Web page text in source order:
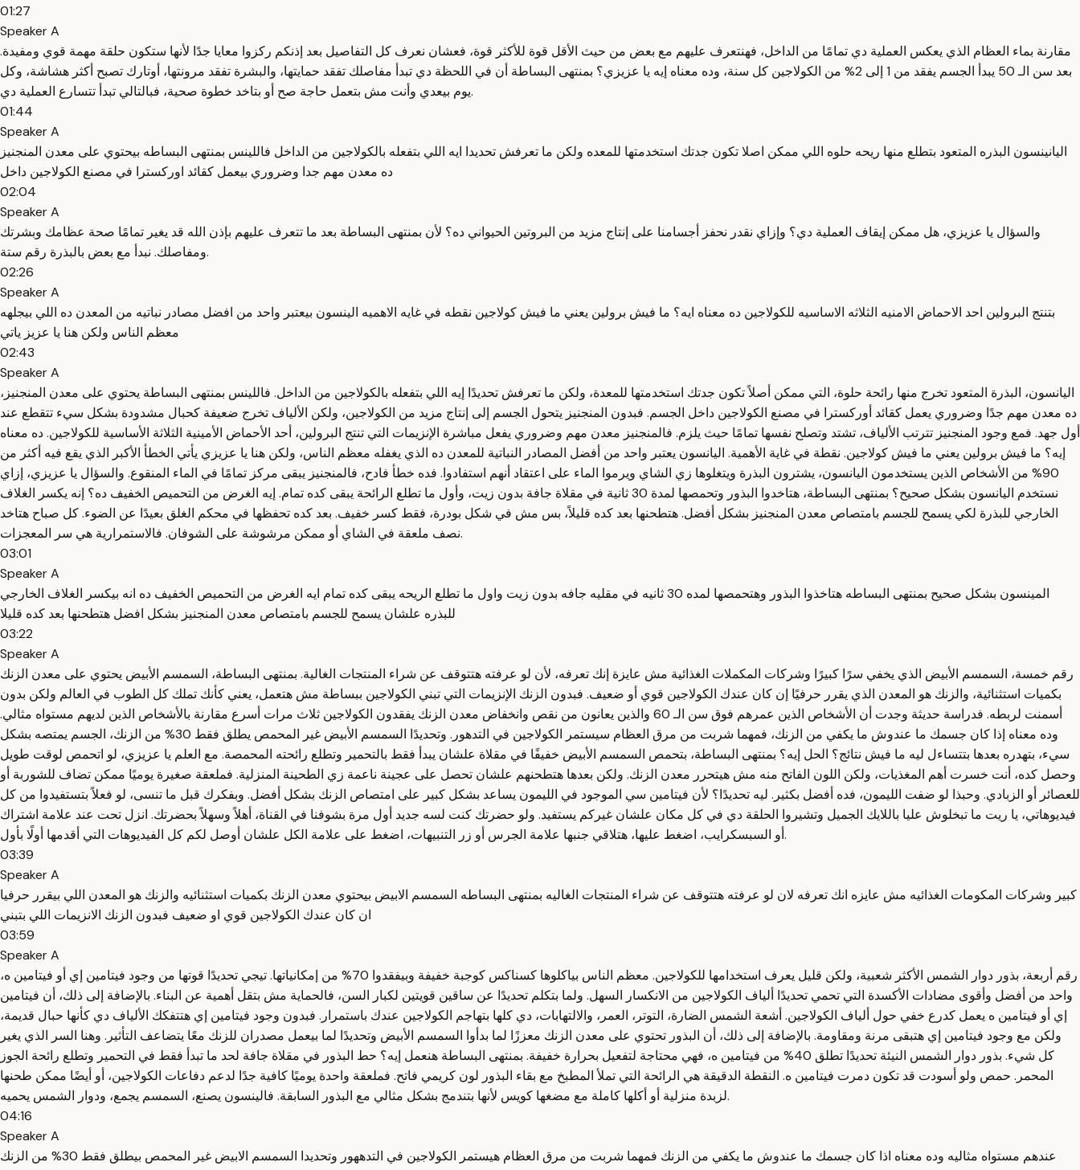
01:27
Speaker A
مقارنة بماء العظام الذي يعكس العملية دي تمامًا من الداخل، فهنتعرف عليهم مع بعض من حيث الأقل قوة للأكثر قوة، فعشان نعرف كل التفاصيل بعد إذنكم ركزوا معايا جدًا لأنها ستكون حلقة مهمة قوي ومفيدة.
بعد سن الـ 50 يبدأ الجسم يفقد من 1 إلى 2% من الكولاجين كل سنة، وده معناه إيه يا عزيزي؟ بمنتهى البساطة أن في اللحظة دي تبدأ مفاصلك تفقد حمايتها، والبشرة تفقد مرونتها، أوتارك تصبح أكثر هشاشة، وكل
يوم بيعدي وأنت مش بتعمل حاجة صح أو بتاخد خطوة صحية، فبالتالي تبدأ تتسارع العملية دي.
01:44
Speaker A
اليانينسون البذره المتعود بتطلع منها ريحه حلوه اللي ممكن اصلا تكون جدتك استخدمتها للمعده ولكن ما تعرفش تحديدا ايه اللي بتفعله بالكولاجين من الداخل فاللينس بمنتهى البساطه بيحتوي على معدن المنجنيز
ده معدن مهم جدا وضروري بيعمل كقائد اوركسترا في مصنع الكولاجين داخل
02:04
Speaker A
والسؤال يا عزيزي، هل ممكن إيقاف العملية دي؟ وإزاي نقدر نحفز أجسامنا على إنتاج مزيد من البروتين الحيواني ده؟ لأن بمنتهى البساطة بعد ما تتعرف عليهم بإذن الله قد يغير تمامًا صحة عظامك وبشرتك
ومفاصلك. نبدأ مع بعض بالبذرة رقم ستة.
02:26
Speaker A
بتنتج البرولين احد الاحماض الامنيه الثلاثه الاساسيه للكولاجين ده معناه ايه؟ ما فيش برولين يعني ما فيش كولاجين نقطه في غايه الاهميه الينسون بيعتبر واحد من افضل مصادر نباتيه من المعدن ده اللي بيجلهه
معظم الناس ولكن هنا يا عزيز ياتي
02:43
Speaker A
اليانسون، البذرة المتعود تخرج منها رائحة حلوة، التي ممكن أصلاً تكون جدتك استخدمتها للمعدة، ولكن ما تعرفش تحديدًا إيه اللي بتفعله بالكولاجين من الداخل. فاللينس بمنتهى البساطة يحتوي على معدن المنجنيز،
ده معدن مهم جدًا وضروري يعمل كقائد أوركسترا في مصنع الكولاجين داخل الجسم. فبدون المنجنيز يتحول الجسم إلى إنتاج مزيد من الكولاجين، ولكن الألياف تخرج ضعيفة كحبال مشدودة بشكل سيء تتقطع عند
أول جهد. فمع وجود المنجنيز تترتب الألياف، تشتد وتصلح نفسها تمامًا حيث يلزم. فالمنجنيز معدن مهم وضروري يفعل مباشرة الإنزيمات التي تنتج البرولين، أحد الأحماض الأمينية الثلاثة الأساسية للكولاجين. ده معناه
إيه؟ ما فيش برولين يعني ما فيش كولاجين. نقطة في غاية الأهمية. اليانسون يعتبر واحد من أفضل المصادر النباتية للمعدن ده الذي يغفله معظم الناس، ولكن هنا يا عزيزي يأتي الخطأ الأكبر الذي يقع فيه أكثر من
90% من الأشخاص الذين يستخدمون اليانسون، يشترون البذرة ويتغلوها زي الشاي ويرموا الماء على اعتقاد أنهم استفادوا. فده خطأ فادح، فالمنجنيز يبقى مركز تمامًا في الماء المنقوع. والسؤال يا عزيزي، إزاي
نستخدم اليانسون بشكل صحيح؟ بمنتهى البساطة، هتاخدوا البذور وتحمصها لمدة 30 ثانية في مقلاة جافة بدون زيت، وأول ما تطلع الرائحة يبقى كده تمام. إيه الغرض من التحميص الخفيف ده؟ إنه يكسر الغلاف
الخارجي للبذرة لكي يسمح للجسم بامتصاص معدن المنجنيز بشكل أفضل. هتطحنها بعد كده قليلاً، بس مش في شكل بودرة، فقط كسر خفيف. بعد كده تحفظها في محكم الغلق بعيدًا عن الضوء. كل صباح هتاخد
نصف ملعقة في الشاي أو ممكن مرشوشة على الشوفان. فالاستمرارية هي سر المعجزات.
03:01
Speaker A
المينسون بشكل صحيح بمنتهى البساطه هتاخذوا البذور وهتحمصها لمده 30 ثانيه في مقليه جافه بدون زيت واول ما تطلع الريحه يبقى كده تمام ايه الغرض من التحميص الخفيف ده انه بيكسر الغلاف الخارجي
للبذره علشان يسمح للجسم بامتصاص معدن المنجنيز بشكل افضل هتطحنها بعد كده قليلا
03:22
Speaker A
رقم خمسة، السمسم الأبيض الذي يخفي سرًا كبيرًا وشركات المكملات الغذائية مش عايزة إنك تعرفه، لأن لو عرفته هتتوقف عن شراء المنتجات الغالية. بمنتهى البساطة، السمسم الأبيض يحتوي على معدن الزنك
بكميات استثنائية، والزنك هو المعدن الذي يقرر حرفيًا إن كان عندك الكولاجين قوي أو ضعيف. فبدون الزنك الإنزيمات التي تبني الكولاجين ببساطة مش هتعمل، يعني كأنك تملك كل الطوب في العالم ولكن بدون
أسمنت لربطه. فدراسة حديثة وجدت أن الأشخاص الذين عمرهم فوق سن الـ 60 والذين يعانون من نقص وانخفاض معدن الزنك يفقدون الكولاجين ثلاث مرات أسرع مقارنة بالأشخاص الذين لديهم مستواه مثالي.
وده معناه إذا كان جسمك ما عندوش ما يكفي من الزنك، فمهما شربت من مرق العظام سيستمر الكولاجين في التدهور. وتحديدًا السمسم الأبيض غير المحمص يطلق فقط 30% من الزنك، الجسم يمتصه بشكل
سيء، بتهدره بعدها بتتساءل ليه ما فيش نتائج؟ الحل إيه؟ بمنتهى البساطة، بتحمص السمسم الأبيض خفيفًا في مقلاة علشان يبدأ فقط بالتحمير وتطلع رائحته المحمصة. مع العلم يا عزيزي، لو اتحمص لوقت طويل
وحصل كده، أنت خسرت أهم المغذيات، ولكن اللون الفاتح منه مش هيتحرر معدن الزنك. ولكن بعدها هتطحنهم علشان تحصل على عجينة ناعمة زي الطحينة المنزلية. فملعقة صغيرة يوميًا ممكن تضاف للشوربة أو
للعصائر أو الزبادي. وحبذا لو ضفت الليمون، فده أفضل بكثير. ليه تحديدًا؟ لأن فيتامين سي الموجود في الليمون يساعد بشكل كبير على امتصاص الزنك بشكل أفضل. وبفكرك قبل ما تنسى، لو فعلاً بتستفيدوا من كل
فيديوهاتي، يا ريت ما تبخلوش عليا باللايك الجميل وتشيروا الحلقة دي في كل مكان علشان غيركم يستفيد. ولو حضرتك كنت لسه جديد أول مرة بشوفنا في القناة، أهلاً وسهلاً بحضرتك. انزل تحت عند علامة اشتراك
أو السبسكرايب، اضغط عليها، هتلاقي جنبها علامة الجرس أو زر التنبيهات، اضغط على علامة الكل علشان أوصل لكم كل الفيديوهات التي أقدمها أولًا بأول.
03:39
Speaker A
كبير وشركات المكومات الغذائيه مش عايزه انك تعرفه لان لو عرفته هتتوقف عن شراء المنتجات الغاليه بمنتهى البساطه السمسم الابيض بيحتوي معدن الزنك بكميات استثنائيه والزنك هو المعدن اللي بيقرر حرفيا
ان كان عندك الكولاجين قوي او ضعيف فبدون الزنك الانزيمات اللي بتبني
03:59
Speaker A
رقم أربعة، بذور دوار الشمس الأكثر شعبية، ولكن قليل يعرف استخدامها للكولاجين. معظم الناس بياكلوها كسناكس كوجبة خفيفة وبيفقدوا 70% من إمكانياتها. تيجي تحديدًا قوتها من وجود فيتامين إي أو فيتامين ه،
واحد من أفضل وأقوى مضادات الأكسدة التي تحمي تحديدًا ألياف الكولاجين من الانكسار السهل. ولما بتكلم تحديدًا عن ساقين قويتين لكبار السن، فالحماية مش بتقل أهمية عن البناء. بالإضافة إلى ذلك، أن فيتامين
إي أو فيتامين ه يعمل كدرع خفي حول ألياف الكولاجين. أشعة الشمس الضارة، التوتر، العمر، والالتهابات، دي كلها بتهاجم الكولاجين عندك باستمرار. فبدون وجود فيتامين إي هتتفكك الألياف دي كأنها حبال قديمة،
ولكن مع وجود فيتامين إي هتبقى مرنة ومقاومة. بالإضافة إلى ذلك، أن البذور تحتوي على معدن الزنك معززًا لما بدأوا السمسم الأبيض وتحديدًا لما بيعمل مصدران للزنك معًا يتضاعف التأثير. وهنا السر الذي يغير
كل شيء. بذور دوار الشمس النيئة تحديدًا تطلق 40% من فيتامين ه، فهي محتاجة لتفعيل بحرارة خفيفة. بمنتهى البساطة هنعمل إيه؟ حط البذور في مقلاة جافة لحد ما تبدأ فقط في التحمير وتطلع رائحة الجوز
المحمر. حمص ولو أسودت قد تكون دمرت فيتامين ه. النقطة الدقيقة هي الرائحة التي تملأ المطبخ مع بقاء البذور لون كريمي فاتح. فملعقة واحدة يوميًا كافية جدًا لدعم دفاعات الكولاجين، أو أيضًا ممكن طحنها
لزبدة منزلية أو أكلها كاملة مع مضغها كويس لأنها بتندمج بشكل مثالي مع البذور السابقة. فالينسون يصنع، السمسم يجمع، ودوار الشمس يحميه.
04:16
Speaker A
عندهم مستواه مثاليه وده معناه اذا كان جسمك ما عندوش ما يكفي من الزنك فمهما شربت من مرق العظام هيستمر الكولاجين في التدههور وتحديدا السمسم الابيض غير المحمص بيطلق فقط 30% من الزنك